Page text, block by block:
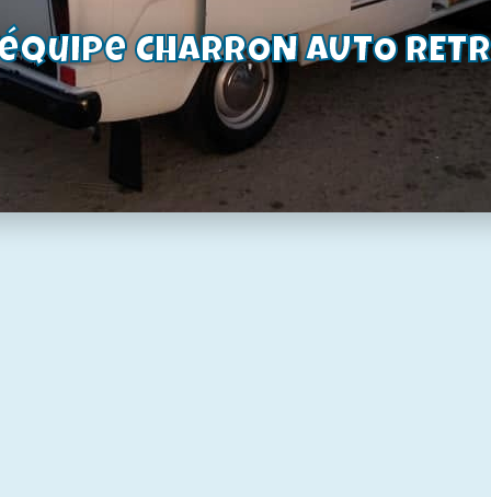
Voir le produit
CHARRON AUTO